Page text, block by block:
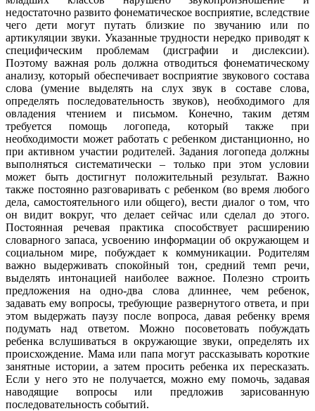
недостаточно развито фонематическое восприятие, вследствие
чего дети могут путать близкие по звучанию или по
артикуляции звуки. Указанные трудности нередко приводят к
специфическим проблемам (дисграфии и дислексии).
Поэтому важная роль должна отводиться фонематическому
анализу, который обеспечивает восприятие звукового состава
слова (умение выделять на слух звук в составе слова,
определять последовательность звуков), необходимого для
овладения чтением и письмом. Конечно, таким детям
требуется помощь логопеда, который также при
необходимости может работать с ребенком дистанционно, но
при активном участии родителей. Задания логопеда должны
выполняться систематически – только при этом условии
может быть достигнут положительный результат. Важно
также постоянно разговаривать с ребенком (во время любого
дела, самостоятельного или общего), вести диалог о том, что
он видит вокруг, что делает сейчас или сделал до этого.
Постоянная речевая практика способствует расширению
словарного запаса, усвоению информации об окружающем и
социальном мире, побуждает к коммуникации. Родителям
важно выдерживать спокойный тон, средний темп речи,
выделять интонацией наиболее важное. Полезно строить
предложения на одно-два слова длиннее, чем ребенок,
задавать ему вопросы, требующие развернутого ответа, и при
этом выдержать паузу после вопроса, давая ребенку время
подумать над ответом. Можно посоветовать побуждать
ребенка вслушиваться в окружающие звуки, определять их
происхождение. Мама или папа могут рассказывать короткие
занятные истории, а затем просить ребенка их пересказать.
Если у него это не получается, можно ему помочь, задавая
наводящие вопросы или предложив зарисованную
последовательность событий.